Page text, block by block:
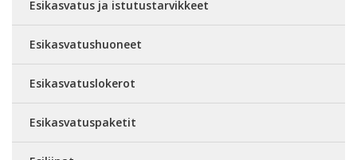
Esikasvatus ja istutustarvikkeet
Esikasvatushuoneet
Esikasvatuslokerot
Esikasvatuspaketit